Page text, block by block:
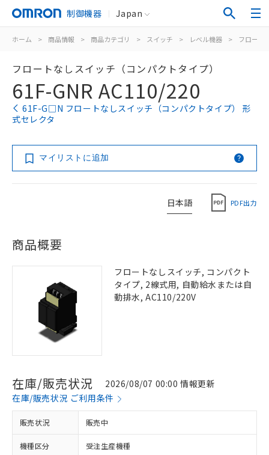
制御機器 Japan
ホーム > 商品情報 > 商品カテゴリ > スイッチ > レベル機器 > フロート
フロートなしスイッチ（コンパクトタイプ）
61F-GNR AC110/220
61F-G□N フロートなしスイッチ（コンパクトタイプ） 形
式セレクタ
マイリストに追加
日本語 PDF出力
商品概要
フロートなしスイッチ, コンパクト
タイプ, 2線式用, 自動給水または自
動排水, AC110/220V
在庫/販売状況
2026/08/07 00:00 情報更新
在庫/販売状況 ご利用条件
販売状況 販売中
機種区分 受注生産機種